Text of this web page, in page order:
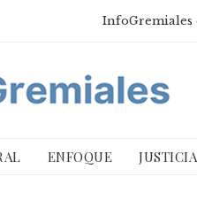
InfoGremiales
ENFOQUE